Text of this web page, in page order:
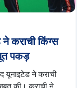
कराची किंग्स
पकड़
यूनाइटेड ने कराची
की। कराची ने